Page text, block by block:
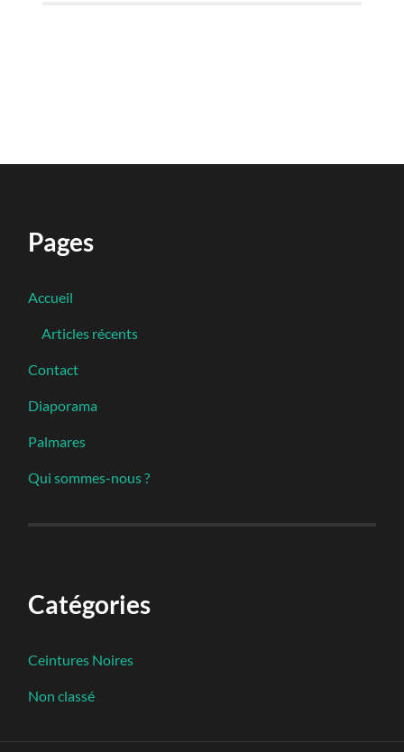
Pages
Accueil
Articles récents
Contact
Diaporama
Palmares
Qui sommes-nous ?
Catégories
Ceintures Noires
Non classé